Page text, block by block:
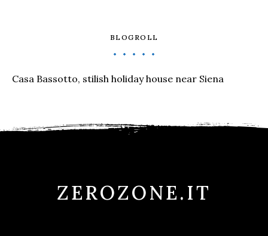
BLOGROLL
Casa Bassotto, stilish holiday house near Siena
ZEROZONE.IT